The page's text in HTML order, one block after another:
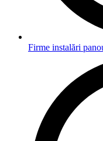
Firme instalări